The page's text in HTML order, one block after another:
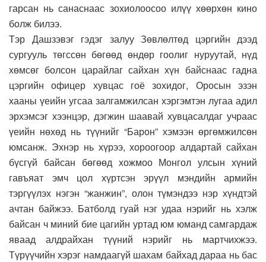
гарсан нь санаснаас зохиолоосоо илүү хөөрхөн кино
болж билээ.
Тэр Дашзэвэг гэдэг залуу Зөвлөлтөд цэргийн дээд
сургууль төгссөн бөгөөд өндөр гоолиг нуруутай, нүд
хөмсөг болсон царайлаг сайхан хүн байснаас гадна
цэргийн офицер хувцас гоё зохидог, Оросын эзэн
хааны үеийн угсаа залгамжилсан хэргэмтэн лугаа адил
эрхэмсэг хээнцэр, дэгжин шаавай хувцасалдаг учраас
үеийн нөхөд нь түүнийг “Барон” хэмээн өргөмжилсөн
юмсанж. Эхнэр нь хүрээ, хороогоор алдартай сайхан
бүсгүй байсан бөгөөд хожмоо Монгол улсын хүний
гавъяат эмч цол хүртсэн эрүүл мэндийн армийн
тэргүүлэх нэгэн “жанжин”, олон түмэндээ нэр хүндтэй
ачтан байжээ. Батболд гуай нэг удаа нэрийг нь хэлж
байсан ч миний бие цагийн уртад юм юманд самгардаж
яваад алдрайхан түүний нэрийг нь мартчихжээ.
Түрүүчийн хэрэг намдаагүй шахам байхад дараа нь бас